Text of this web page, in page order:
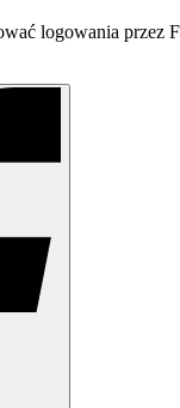
logowania przez